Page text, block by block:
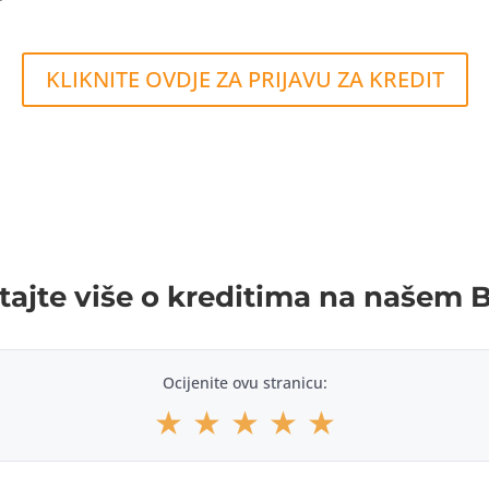
KLIKNITE OVDJE ZA PRIJAVU ZA KREDIT
više o kreditima na našem
Ocijenite ovu stranicu:
★ ★ ★ ★ ★